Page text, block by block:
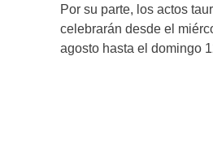
Por su parte, los actos
celebrarán desde el
agosto hasta el domingo